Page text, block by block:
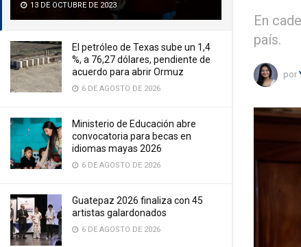
13 DE OCTUBRE DE 2023
El petróleo de Texas sube un 1,4
%, a 76,27 dólares, pendiente de
acuerdo para abrir Ormuz
6 DE AGOSTO DE 2026
Ministerio de Educación abre
convocatoria para becas en
idiomas mayas 2026
6 DE AGOSTO DE 2026
Guatepaz 2026 finaliza con 45
artistas galardonados
6 DE AGOSTO DE 2026
En
país.
por